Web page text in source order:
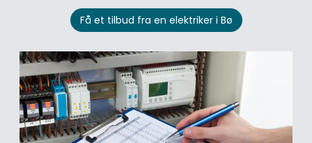
Få et tilbud fra en elektriker i Bø